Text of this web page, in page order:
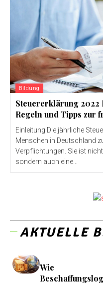
Bildung
Steuererklärung 2022
Regeln und Tipps zur
Einleitung Die jährliche
Menschen in Deutschland
Verpflichtungen. Sie ist
sondern auch eine...
AKTUELLE
Wie